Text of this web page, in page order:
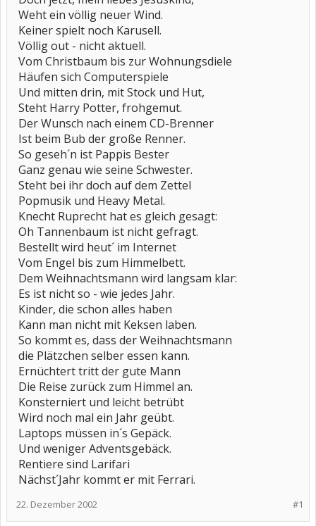
Weht ein völlig neuer Wind.
Keiner spielt noch Karusell.
Völlig out - nicht aktuell.
Vom Christbaum bis zur Wohnungsdiele
Häufen sich Computerspiele
Und mitten drin, mit Stock und Hut,
Steht Harry Potter, frohgemut.
Der Wunsch nach einem CD-Brenner
Ist beim Bub der große Renner.
So geseh´n ist Pappis Bester
Ganz genau wie seine Schwester.
Steht bei ihr doch auf dem Zettel
Popmusik und Heavy Metal.
Knecht Ruprecht hat es gleich gesagt:
Oh Tannenbaum ist nicht gefragt.
Bestellt wird heut´ im Internet
Vom Engel bis zum Himmelbett.
Dem Weihnachtsmann wird langsam klar:
Es ist nicht so - wie jedes Jahr.
Kinder, die schon alles haben
Kann man nicht mit Keksen laben.
So kommt es, dass der Weihnachtsmann
die Plätzchen selber essen kann.
Ernüchtert tritt der gute Mann
Die Reise zurück zum Himmel an.
Konsterniert und leicht betrübt
Wird noch mal ein Jahr geübt.
Laptops müssen in´s Gepäck.
Und weniger Adventsgebäck.
Rentiere sind Larifari
Nächst´Jahr kommt er mit Ferrari.
#1
22. Dezember 2002